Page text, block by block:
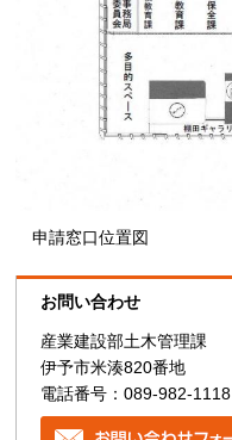
申請窓口位置図
お問い合わせ
産業建設部土木管理課
伊予市米湊820番地
電話番号：089-982-1118